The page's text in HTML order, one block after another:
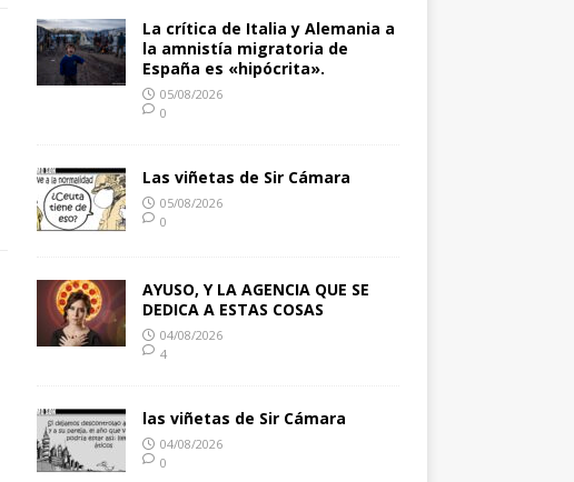
La crítica de Italia y Alemania a
la amnistía migratoria de
España es «hipócrita».
05/08/2026
0
Las viñetas de Sir Cámara
05/08/2026
0
AYUSO, Y LA AGENCIA QUE SE
DEDICA A ESTAS COSAS
04/08/2026
4
las viñetas de Sir Cámara
04/08/2026
0